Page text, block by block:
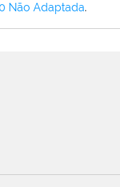
Não Adaptada.